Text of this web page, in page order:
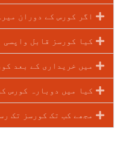
اگر کورس کے دوران
کیا کورسز قابل واپسی
میں خریداری کے بعد
کیا میں دوبارہ کورس
مجھے کب تک کورسز تک